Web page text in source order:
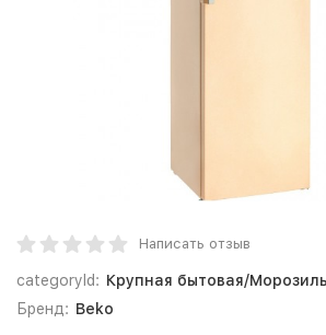
Написать отзыв
categoryId: Крупная бытовая/
Бренд: Beko